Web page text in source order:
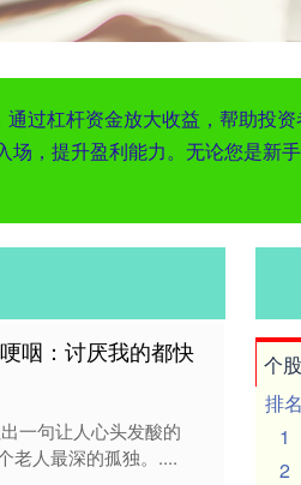
过杠杆资金放大收益，帮助投
，提升盈利能力。无论您是新
咽：讨厌我的都快
一句让人心头发酸的
老人最深的孤独。....
个
排名
1
2